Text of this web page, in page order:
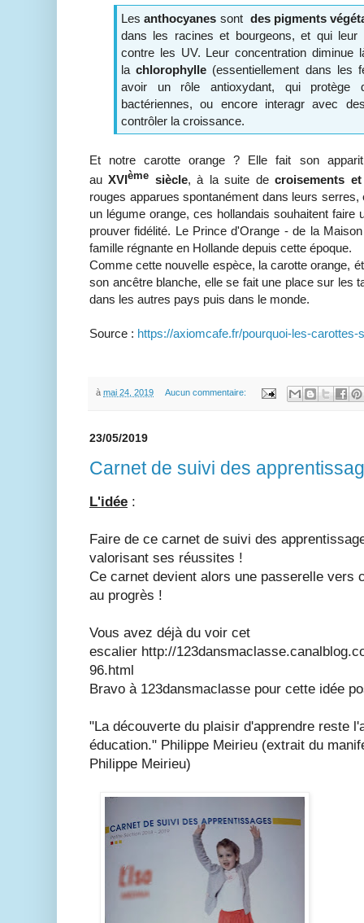
Lesanthocyanes sont des pigments
dans les racines et bourgeons, et qui leur
contre les UV. Leur concentration diminue
lachlorophylle (essentiellement dans les
avoir un rôle antioxydant, qui protège
bactériennes, ou encore interagr avec
contrôler la croissance.
Et notre carotte orange ? Elle fait son
au XVIème siècle, à la suite decroisements
rouges apparues spontanément dans leurs
un légume orange, ces hollandais souhaitent faire
prouver fidélité. Le Prince d'Orange - de la
famille régnante en Hollande depuis cette époque.
Comme cette nouvelle espèce, la carotte orange,
son ancêtre blanche, elle se fait une place sur les
dans les autres pays puis dans le monde.
Source : https://axiomcafe.fr/pourquoi-les-carottes-
à mai 24, 2019 Aucun commentaire:
23/05/2019
Carnet de suivi des
L'idée :
Faire de ce carnet de suivi des
valorisant ses réussites !
Ce carnet devient alors une passerelle vers
au progrès !
Vous avez déjà du voir cet
escalier http://
96.html
Bravo à 123dansmaclasse pour cette idée
"La découverte du plaisir d'apprendre reste
éducation." Philippe Meirieu (extrait du
Philippe Meirieu)